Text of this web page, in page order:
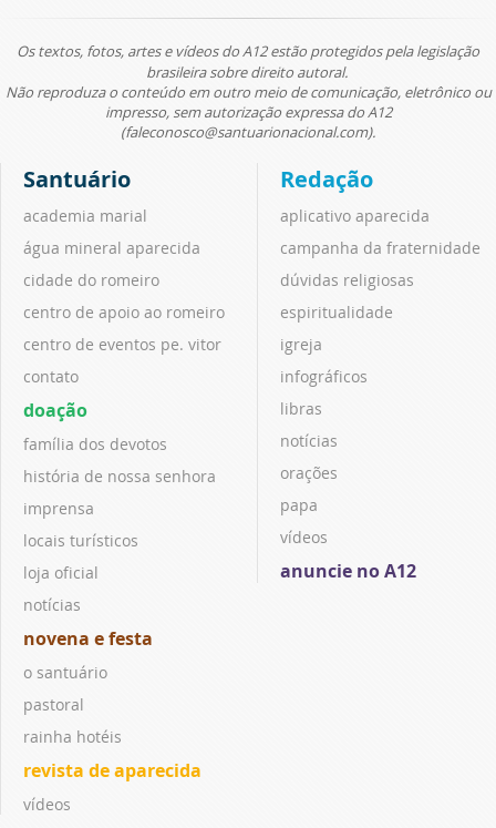
Os textos, fotos, artes e vídeos do A12 estão protegidos pela legislação
brasileira sobre direito autoral.
Não reproduza o conteúdo em outro meio de comunicação, eletrônico ou
impresso, sem autorização expressa do A12
(faleconosco@santuarionacional.com).
Santuário
academia marial
água mineral aparecida
cidade do romeiro
centro de apoio ao romeiro
centro de eventos pe. vitor
contato
doação
família dos devotos
história de nossa senhora
imprensa
locais turísticos
loja oficial
notícias
novena e festa
o santuário
pastoral
rainha hotéis
revista de aparecida
vídeos
Redação
aplicativo aparecida
campanha da fraternidade
dúvidas religiosas
espiritualidade
igreja
infográficos
libras
notícias
orações
papa
vídeos
anuncie no A12